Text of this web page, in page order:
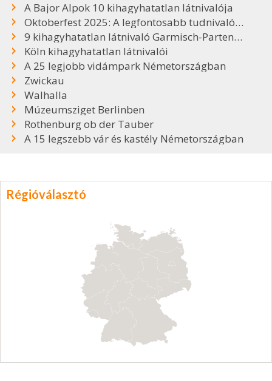
A Bajor Alpok 10 kihagyhatatlan látnivalója
Oktoberfest 2025: A legfontosabb tudnivalók, sörök, árak
9 kihagyhatatlan látnivaló Garmisch-Partenkirchenben
Köln kihagyhatatlan látnivalói
A 25 legjobb vidámpark Németországban
Zwickau
Walhalla
Múzeumsziget Berlinben
Rothenburg ob der Tauber
A 15 legszebb vár és kastély Németországban
Régióválasztó